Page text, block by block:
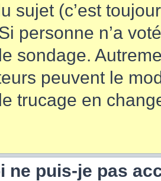
sujet (c’est
personne n’a
sondage.
peuvent le
trucage en
ne puis-je pas